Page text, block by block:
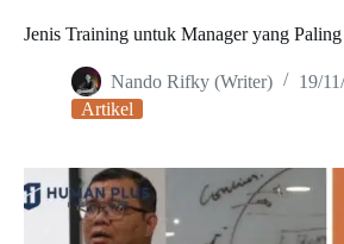
Jenis Training untuk Manager yang
Nando Rifky (Writer)
19/
Artikel